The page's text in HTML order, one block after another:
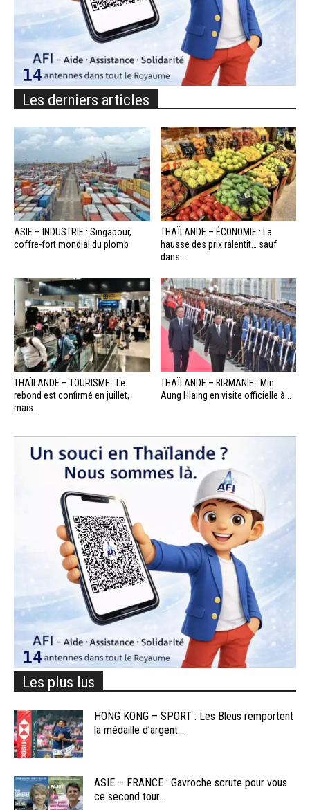
Les derniers articles
ASIE – INDUSTRIE : Singapour,
coffre-fort mondial du plomb
THAÏLANDE – ÉCONOMIE : La
hausse des prix ralentit… sauf
dans...
THAÏLANDE – TOURISME : Le
rebond est confirmé en juillet,
mais...
THAÏLANDE – BIRMANIE : Min
Aung Hlaing en visite officielle à...
Les plus lus
HONG KONG – SPORT : Les Bleus remportent
la médaille d’argent...
ASIE – FRANCE : Gavroche scrute pour vous
ce second tour...